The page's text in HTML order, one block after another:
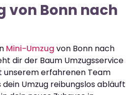
von Bonn nach
Mini-Umzug von Bonn nach
dir der Baum Umzugsservice
unserem erfahrenen Team
Umzug reibungslos abläuft